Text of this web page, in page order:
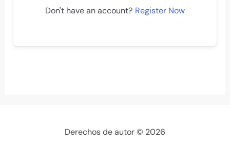
Don't have an account? Register Now
Derechos de autor © 2026